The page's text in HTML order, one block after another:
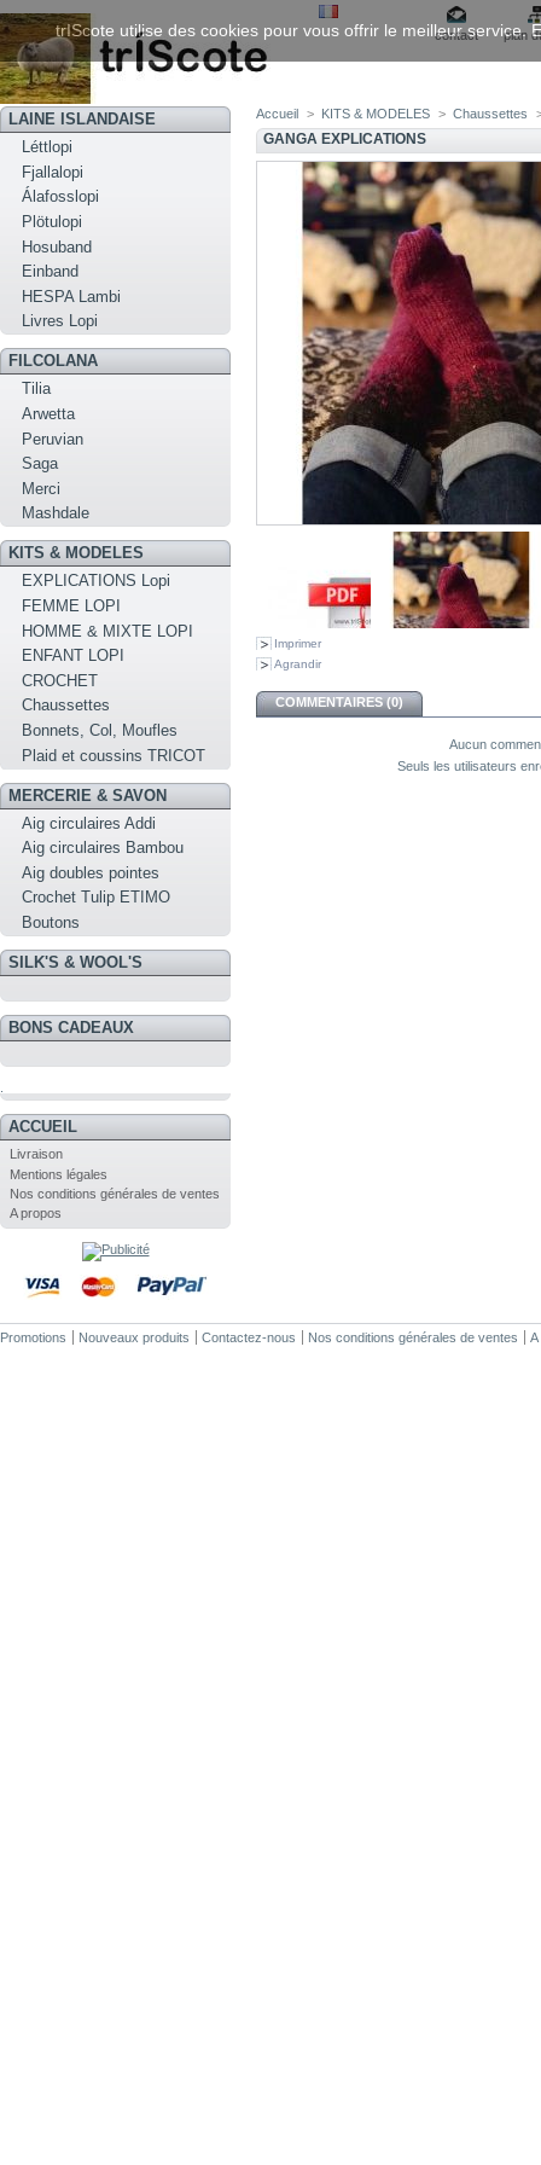
contact plan
LAINE ISLANDAISE
Léttlopi
Fjallalopi
Álafosslopi
Plötulopi
Hosuband
Einband
HESPA Lambi
Livres Lopi
FILCOLANA
Tilia
Arwetta
Peruvian
Saga
Merci
Mashdale
KITS & MODELES
EXPLICATIONS Lopi
FEMME LOPI
HOMME & MIXTE LOPI
ENFANT LOPI
CROCHET
Chaussettes
Bonnets, Col, Moufles
Plaid et coussins TRICOT
MERCERIE & SAVON
Aig circulaires Addi
Aig circulaires Bambou
Aig doubles pointes
Crochet Tulip ETIMO
Boutons
SILK'S & WOOL'S
BONS CADEAUX
ACCUEIL
Livraison
Mentions légales
Nos conditions générales de ventes
A propos
Accueil > KITS & MODELES > Chaussettes
GANGA EXPLICATIONS
Imprimer
Agrandir
COMMENTAIRES (0)
Aucun
Seuls les utilisateurs
Promotions Nouveaux produits Contactez-nous Nos conditions générales de ventes A
trIScote utilise des cookies pour vous offrir le meilleur